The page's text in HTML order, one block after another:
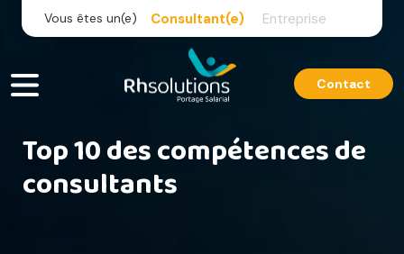
Vous êtes un(e) Consultant(e) Entreprise
Contact
Top 10 des compétences de
consultants